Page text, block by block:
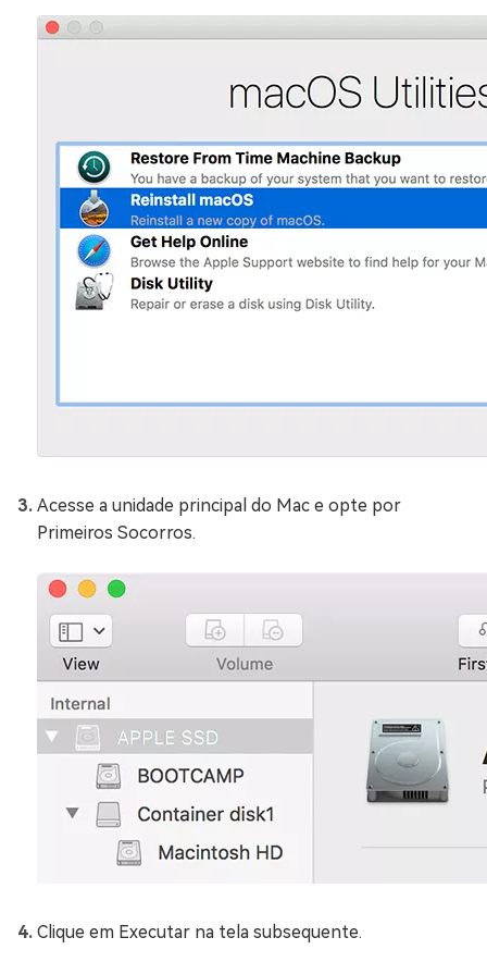
Acesse a unidade principal do Mac e opte por
Primeiros Socorros.
Clique em Executar na tela subsequente.